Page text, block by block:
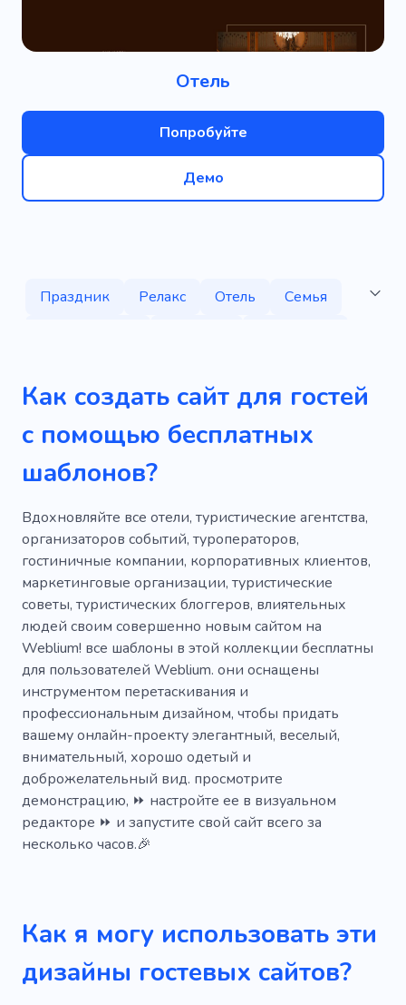
Отель
Попробуйте
Демо
Праздник Релакс Отель
Семья
Просмотр
Мотель
Квартира
Бронирование
Услуги
Комната
Расслабляющий
Эстетический
Средства
Жилье
Кровать и завтрак
Пансионат
Общежитие
Проживание в курортном стиле
Празднование
Украшение
Подарок
Обнаженная
Веселье
Питание
Как создать сайт для гостей
с помощью бесплатных
шаблонов?
Вдохновляйте все отели, туристические агентства,
организаторов событий, туроператоров,
гостиничные компании, корпоративных клиентов,
маркетинговые организации, туристические
советы, туристических блоггеров, влиятельных
людей своим совершенно новым сайтом на
Weblium! все шаблоны в этой коллекции бесплатны
для пользователей Weblium. они оснащены
инструментом перетаскивания и
профессиональным дизайном, чтобы придать
вашему онлайн-проекту элегантный, веселый,
внимательный, хорошо одетый и
доброжелательный вид. просмотрите
демонстрацию, ⏩ настройте ее в визуальном
редакторе ⏩ и запустите свой сайт всего за
несколько часов.🎉
Как я могу использовать эти
дизайны гостевых сайтов?